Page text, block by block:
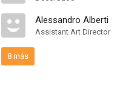
Alessandro Alberti
Assistant Art Director
8 más